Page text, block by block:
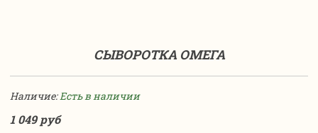
СЫВОРОТКА ОМЕГА
Наличие: Есть в наличии
1 049 руб